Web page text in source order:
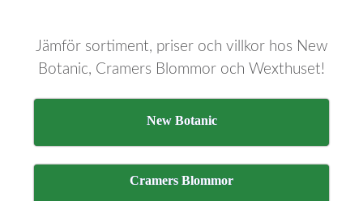
Jämför sortiment, priser och villkor hos New
Botanic, Cramers Blommor och Wexthuset!
New Botanic
Cramers Blommor